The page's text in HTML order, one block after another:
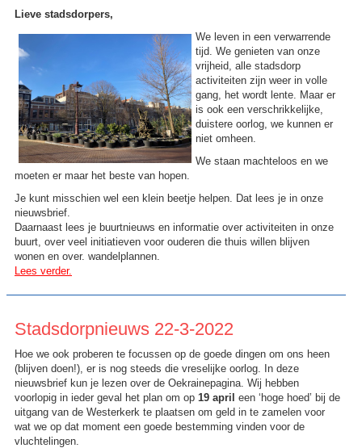
Lieve stadsdorpers,
We leven in een verwarrende
tijd. We genieten van onze
vrijheid, alle stadsdorp
activiteiten zijn weer in volle
gang, het wordt lente. Maar er
is ook een verschrikkelijke,
duistere oorlog, we kunnen er
niet omheen.
We staan machteloos en we
moeten er maar het beste van hopen.
Je kunt misschien wel een klein beetje helpen. Dat lees je in onze
nieuwsbrief.
Daarnaast lees je buurtnieuws en informatie over activiteiten in onze
buurt, over veel initiatieven voor ouderen die thuis willen blijven
wonen en over. wandelplannen.
Lees verder.
Stadsdorpnieuws 22-3-2022
Hoe we ook proberen te focussen op de goede dingen om ons heen
(blijven doen!), er is nog steeds die vreselijke oorlog. In deze
nieuwsbrief kun je lezen over de Oekrainepagina. Wij hebben
voorlopig in ieder geval het plan om op 19 april een ‘hoge hoed’ bij de
uitgang van de Westerkerk te plaatsen om geld in te zamelen voor
wat we op dat moment een goede bestemming vinden voor de
vluchtelingen.